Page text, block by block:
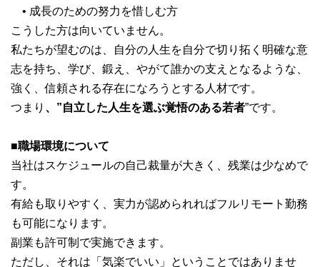
• 成長のための努力を惜しむ方
こうした方は向いていません。
私たちが望むのは、自分の人生を自分で切り拓く明確な意
志を持ち、学び、鍛え、やがて誰かの支えとなるような、
強く、信頼される存在になろうとする人材です。
つまり 、”自立した人生を選ぶ覚悟のある若者”です。
■職場環境について
当社はスケジュールの自己裁量が大きく、残業は少なめで
す。
有給も取りやすく、実力が認められればフルリモート勤務
も可能になります。
副業も許可制で実施できます。
ただし、それは「気楽でいい」ということではありませ